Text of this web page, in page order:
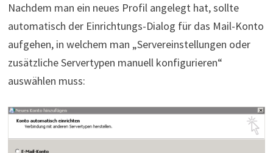
Nachdem man ein neues Profil angelegt hat, sollte
automatisch der Einrichtungs-Dialog für das Mail-Konto
aufgehen, in welchem man „Servereinstellungen oder
zusätzliche Servertypen manuell konfigurieren“
auswählen muss: